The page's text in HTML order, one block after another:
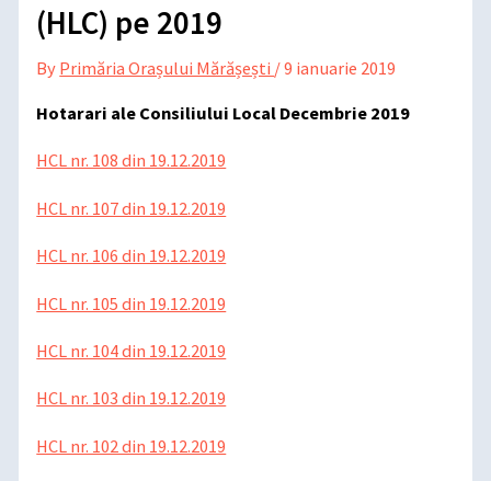
(HLC) pe 2019
By Primăria Orașului Mărășești /9 ianuarie 2019
Hotarari ale Consiliului Local Decembrie 2019
HCL nr. 108 din 19.12.2019
HCL nr. 107 din 19.12.2019
HCL nr. 106 din 19.12.2019
HCL nr. 105 din 19.12.2019
HCL nr. 104 din 19.12.2019
HCL nr. 103 din 19.12.2019
HCL nr. 102 din 19.12.2019